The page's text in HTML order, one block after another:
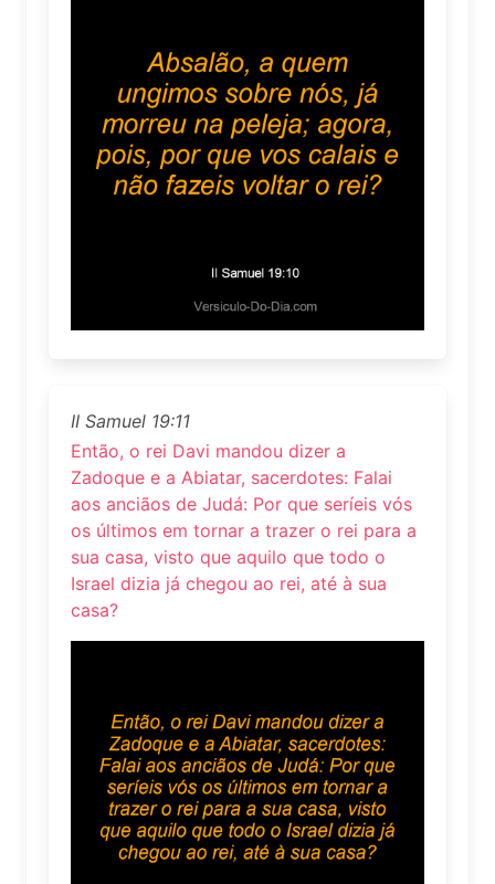
II Samuel 19:11
Então, o rei Davi mandou dizer a
Zadoque e a Abiatar, sacerdotes: Falai
aos anciãos de Judá: Por que seríeis vós
os últimos em tornar a trazer o rei para a
sua casa, visto que aquilo que todo o
Israel dizia já chegou ao rei, até à sua
casa?